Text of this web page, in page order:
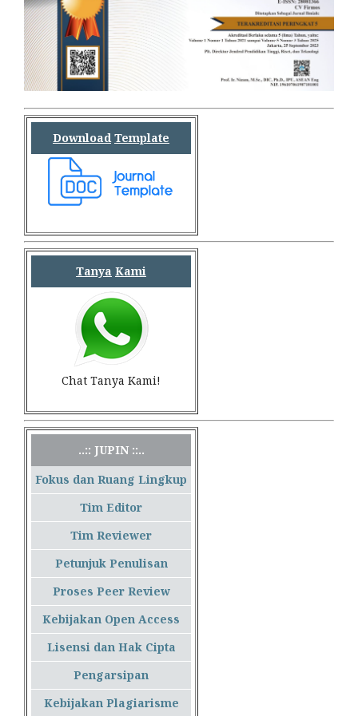
Download Template
Tanya Kami
Chat Tanya Kami!
..:: JUPIN ::..
Fokus dan Ruang Lingkup
Tim Editor
Tim Reviewer
Petunjuk Penulisan
Proses Peer Review
Kebijakan Open Access
Lisensi dan Hak Cipta
Pengarsipan
Kebijakan Plagiarisme